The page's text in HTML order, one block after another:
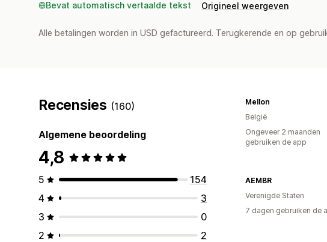
Bevat automatisch vertaalde tekst Origineel weergeven
Alle betalingen worden in USD gefactureerd. Terugkerende en op
Recensies (160)
Algemene beoordeling
4,8
5
154
4
3
3
0
2
2
Mellon
België
Ongeveer 2 maanden
gebruiken de app
AEMBR
Verenigde Staten
7 dagen gebruiken de